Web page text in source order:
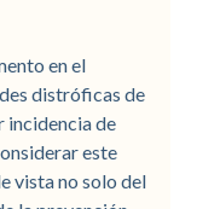
en el
distróficas de
incidencia de
este
vista no solo del